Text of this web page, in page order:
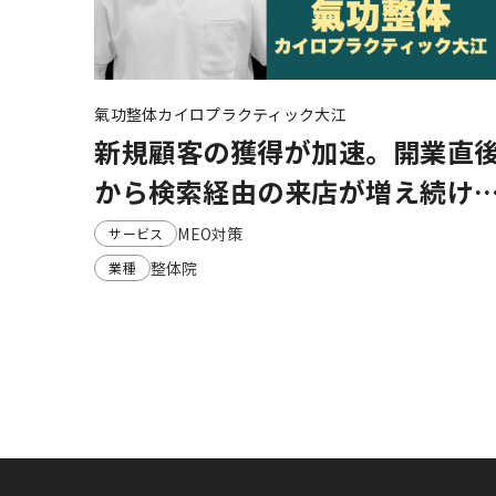
氣功整体カイロプラクティック大江
新規顧客の獲得が加速。開業直
から検索経由の来店が増え続け
整体院様のMEO成功ストーリー
サービス MEO対策
業種 整体院